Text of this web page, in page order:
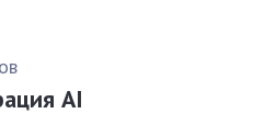
AI